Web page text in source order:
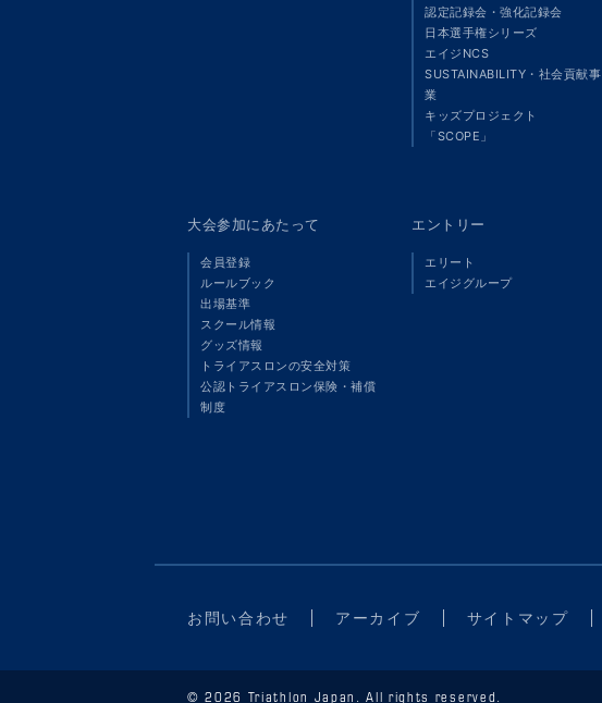
認定記録会・強化記録会
日本選手権シリーズ
エイジNCS
SUSTAINABILITY・社会貢献事
業
キッズプロジェクト
「SCOPE」
大会参加にあたって
会員登録
ルールブック
出場基準
スクール情報
グッズ情報
トライアスロンの安全対策
公認トライアスロン保険・補償
制度
エントリー
エリート
エイジグループ
お問い合わせ アーカイブ サイトマップ
© 2026 Triathlon Japan. All rights reserved.